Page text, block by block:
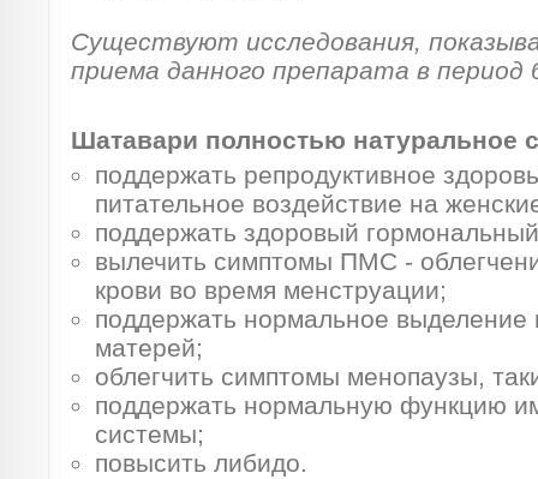
Существуют исследования,
приема данного препарата в период
Шатавари полностью натуральное
поддержать репродуктивное
питательное воздействие на
поддержать здоровый
вылечить симптомы ПМС -
крови во время менструации;
поддержать нормальное выделение
матерей;
облегчить симптомы менопаузы,
поддержать нормальную функцию
системы;
повысить либидо.